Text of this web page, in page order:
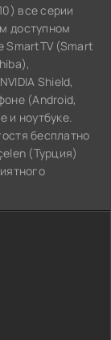
все серии
доступном
SmartTV (Smart
Shield,
(Android,
и ноутбуке.
бесплатно
(Турция)